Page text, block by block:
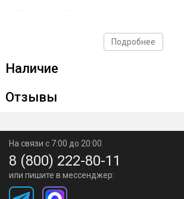
Количество трубок — 5 шт.
Диаметр трубок — 10 мм
Подключение — быстросъемные
резьба ½ для сантехподводки
Подробнее
Наличие
Отзывы
На связи с 7:00 до 20:00
8 (800) 222-80-11
или пишите в мессенджер: